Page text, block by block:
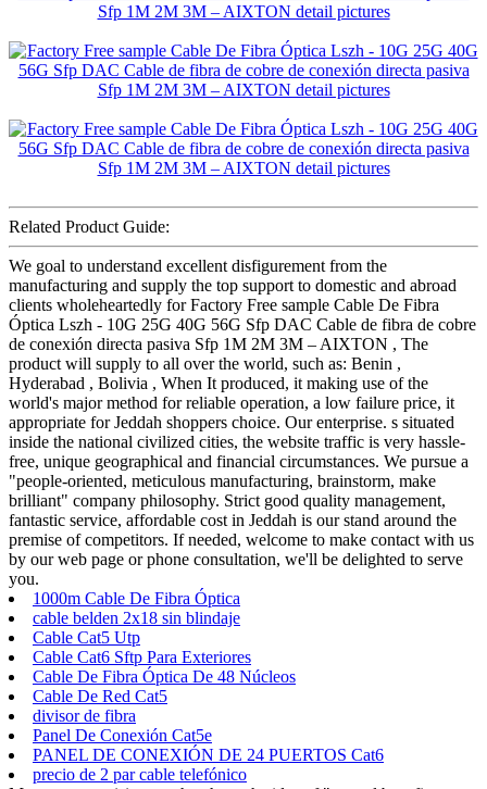
Related Product Guide:
We goal to understand excellent disfigurement from the
manufacturing and supply the top support to domestic and abroad
clients wholeheartedly for Factory Free sample Cable De Fibra
Óptica Lszh - 10G 25G 40G 56G Sfp DAC Cable de fibra de cobre
de conexión directa pasiva Sfp 1M 2M 3M – AIXTON , The
product will supply to all over the world, such as: Benin ,
Hyderabad , Bolivia , When It produced, it making use of the
world's major method for reliable operation, a low failure price, it
appropriate for Jeddah shoppers choice. Our enterprise. s situated
inside the national civilized cities, the website traffic is very hassle-
free, unique geographical and financial circumstances. We pursue a
"people-oriented, meticulous manufacturing, brainstorm, make
brilliant" company philosophy. Strict good quality management,
fantastic service, affordable cost in Jeddah is our stand around the
premise of competitors. If needed, welcome to make contact with us
by our web page or phone consultation, we'll be delighted to serve
you.
1000m Cable De Fibra Óptica
cable belden 2x18 sin blindaje
Cable Cat5 Utp
Cable Cat6 Sftp Para Exteriores
Cable De Fibra Óptica De 48 Núcleos
Cable De Red Cat5
divisor de fibra
Panel De Conexión Cat5e
PANEL DE CONEXIÓN DE 24 PUERTOS Cat6
precio de 2 par cable telefónico